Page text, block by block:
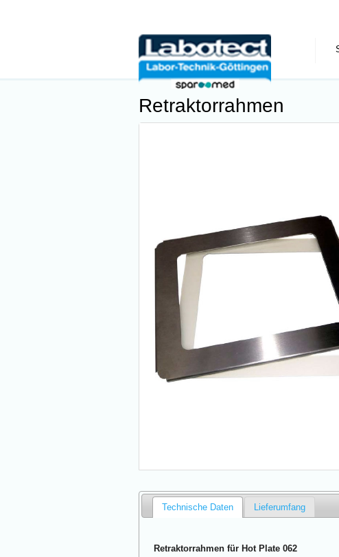
Retraktorrahmen
Technische Daten Lieferumfang
Retraktorrahmen für Hot Plate 062